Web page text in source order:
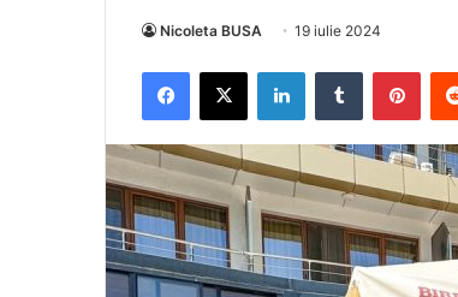
Nicoleta BUSA 19 iulie 2024
Facebook
X LinkedInTumblr